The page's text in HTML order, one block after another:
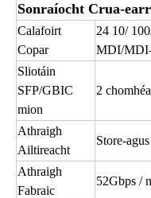
Sonraíocht Crua-
Calafoirt
Copar
24 10/
MDI/MDI-
Sliotáin
SFP/GBIC
mion
2
Athraigh
Ailtireacht
Store-
Athraigh
Fabraic
52Gbps /